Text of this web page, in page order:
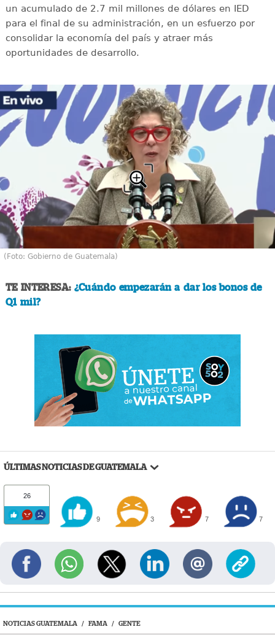
un acumulado de 2.7 mil millones de dólares en IED
para el final de su administración, en un esfuerzo por
consolidar la economía del país y atraer más
oportunidades de desarrollo.
(Foto: Gobierno de Guatemala)
TE INTERESA: ¿Cuándo empezarán a dar los bonos de
Q1 mil?
ÚLTIMAS NOTICIAS DE GUATEMALA
26
9 3 7 7
NOTICIAS GUATEMALA / FAMA / GENTE